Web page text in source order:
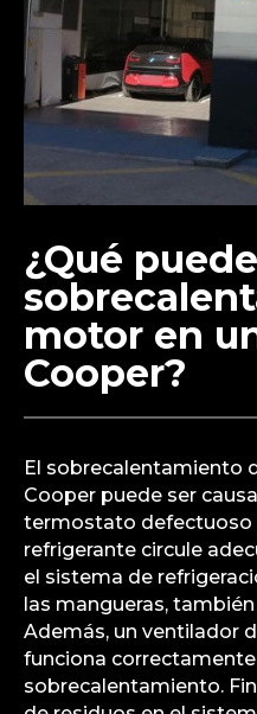
¿Qué
motor en
Cooper?
El sobrecalentamiento
Cooper puede ser
termostato defectuoso
refrigerante circule
el sistema de
las mangueras,
Además, un ventilador
funciona
sobrecalentamiento.